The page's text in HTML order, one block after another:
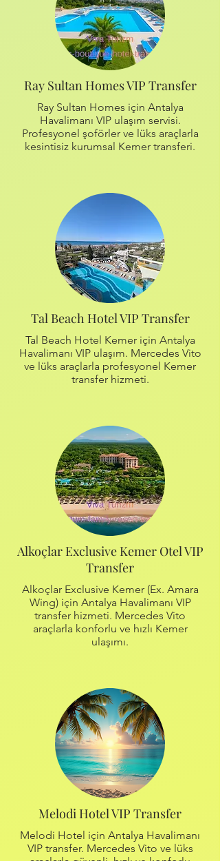
Ray Sultan Homes VIP Transfer
Ray Sultan Homes için Antalya
Havalimanı VIP ulaşım servisi.
Profesyonel şoförler ve lüks araçlarla
kesintisiz kurumsal Kemer transferi.
Tal Beach Hotel VIP Transfer
Tal Beach Hotel Kemer için Antalya
Havalimanı VIP ulaşım. Mercedes Vito
ve lüks araçlarla profesyonel Kemer
transfer hizmeti.
Alkoçlar Exclusive Kemer Otel VIP
Transfer
Alkoçlar Exclusive Kemer (Ex. Amara
Wing) için Antalya Havalimanı VIP
transfer hizmeti. Mercedes Vito
araçlarla konforlu ve hızlı Kemer
ulaşımı.
Melodi Hotel VIP Transfer
Melodi Hotel için Antalya Havalimanı
VIP transfer. Mercedes Vito ve lüks